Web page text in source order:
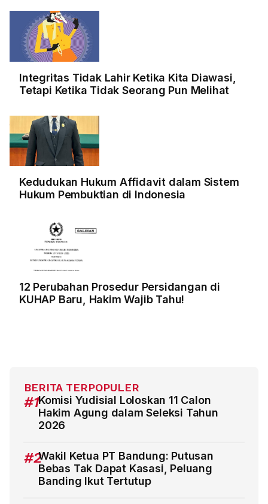
Integritas Tidak Lahir Ketika Kita Diawasi,
Tetapi Ketika Tidak Seorang Pun Melihat
Kedudukan Hukum Affidavit dalam Sistem
Hukum Pembuktian di Indonesia
12 Perubahan Prosedur Persidangan di
KUHAP Baru, Hakim Wajib Tahu!
BERITA TERPOPULER
#1Komisi Yudisial Loloskan 11 Calon
Hakim Agung dalam Seleksi Tahun
2026
#2Wakil Ketua PT Bandung: Putusan
Bebas Tak Dapat Kasasi, Peluang
Banding Ikut Tertutup